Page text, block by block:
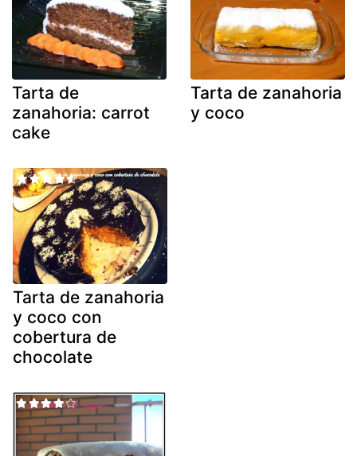
Tarta de
zanahoria: carrot
cake
Tarta de zanahoria
y coco
Tarta de zanahoria
y coco con
cobertura de
chocolate